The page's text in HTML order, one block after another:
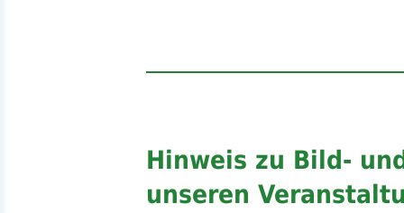
Hinweis zu Bild-
unseren